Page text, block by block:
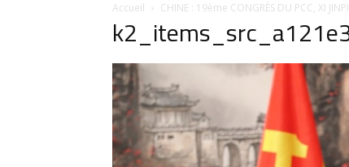
Accueil CHINE : 19ème CONGRÈS DU PCC, XI